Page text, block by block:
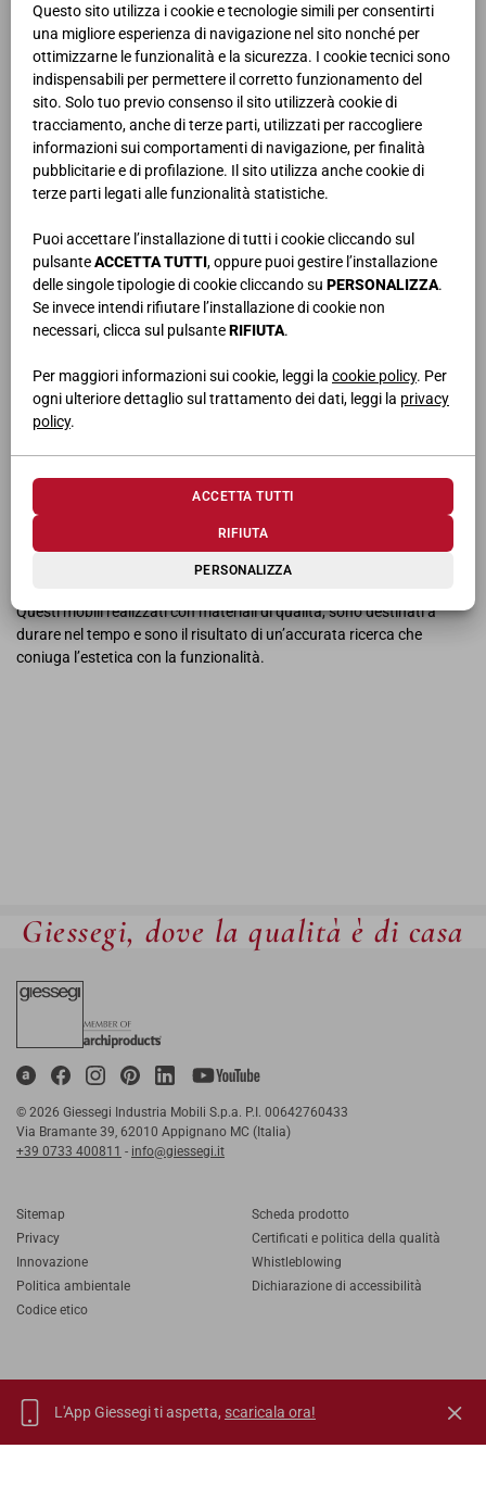
Questo sito utilizza i cookie e tecnologie simili per consentirti
una migliore esperienza di navigazione nel sito nonché per
ottimizzarne le funzionalità e la sicurezza. I cookie tecnici sono
indispensabili per permettere il corretto funzionamento del
sito. Solo tuo previo consenso il sito utilizzerà cookie di
tracciamento, anche di terze parti, utilizzati per raccogliere
informazioni sui comportamenti di navigazione, per finalità
pubblicitarie e di profilazione. Il sito utilizza anche cookie di
terze parti legati alle funzionalità statistiche.
Puoi accettare l’installazione di tutti i cookie cliccando sul
pulsanteACCETTA TUTTI, oppure puoi gestire l’installazione
delle singole tipologie di cookie cliccando su PERSONALIZZA.
Se invece intendi rifiutare l’installazione di cookie non
necessari, clicca sul pulsanteRIFIUTA.
Per maggiori informazioni sui cookie, leggi la cookie policy. Per
ogni ulteriore dettaglio sul trattamento dei dati, leggi la privacy
policy.
PERSONALIZZA
RIFIUTA
ACCETTA TUTTI
un’eleganza senza tempo.
Ambienti dallo stile minimal che dona charme e leggerezza, fatti di
composizioni lineari per separare e contenere. Pareti attrezzate che
usano il gioco di pieni-vuoti per creare equilibrio.
Le nuove proposte comprendono una selezione di cassettoni
appesi, pensili capienti, basi sospese che trasmettono dinamicità
allo spazio.
Immancabili le librerie a muro che sfruttano la verticalità o
associate ad ante e moduli a giorno.
Una vasta gamma di madie che valorizzano il salotto: credenze
classiche o moderne con ampi spazi contenitivi per una zona living
Un ampio ventaglio di tavoli da pranzo, tavolini da soggiorno, sedie
dalle forme retro o dal design accattivante. Completano il soggiorno
i divani che regalano comfort senza rinunciare allo stile.
L’ingresso non è mai stato così curato. Le soluzioni di Giessegi lo
rendono piacevole con eleganti panche abbinate a specchiere,
appendiabiti e basi su cui appoggiare gli oggetti al rientro a casa e
dare il benvenuto agli ospiti.
Questi mobili realizzati con materiali di qualità, sono destinati a
durare nel tempo e sono il risultato di un’accurata ricerca che
coniuga l’estetica con la funzionalità.
Giessegi, dove la qualità è di casa
© 2026 Giessegi Industria Mobili S.p.a. P.I. 00642760433
Via Bramante 39, 62010 Appignano MC (Italia)
+39 0733 400811 - info@giessegi.it
Sitemap
Privacy
Innovazione
Politica ambientale
Codice etico
Scheda prodotto
Certificati e politica della qualità
Whistleblowing
Dichiarazione di accessibilità
IT EN FR RU
L'App Giessegi ti aspetta, scaricala ora!